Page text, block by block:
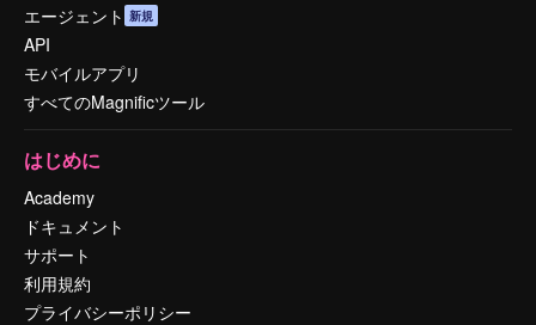
エージェント 新規
API
モバイルアプリ
すべてのMagnificツール
はじめに
Academy
ドキュメント
サポート
利用規約
プライバシーポリシー